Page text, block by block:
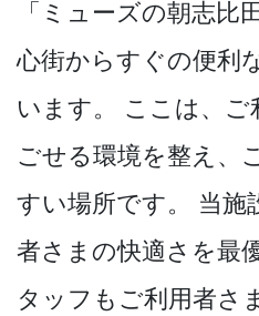
「ミューズの朝志比
心街からすぐの便利
います。 ここは、ご
ごせる環境を整え、
すい場所です。 当施
者さまの快適さを最
タッフもご利用者さ